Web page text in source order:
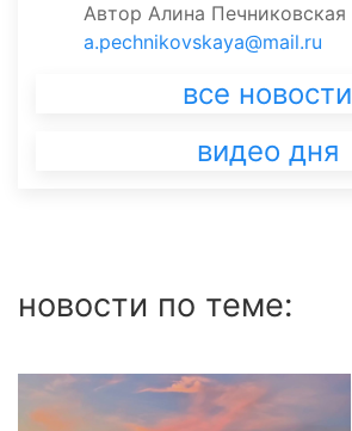
Автор Алина Печниковская
a.pechnikovskaya@mail.ru
все новости
видео дня
новости по теме: